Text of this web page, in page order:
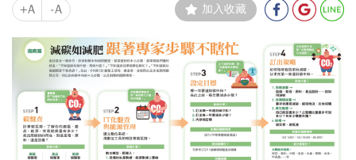
+A -A 加入收藏